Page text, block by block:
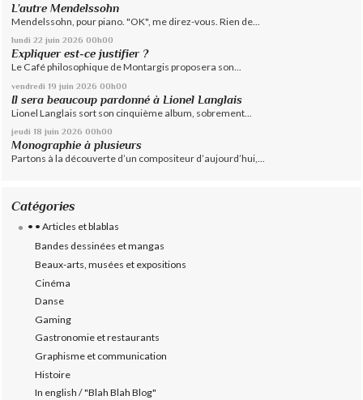
L’autre Mendelssohn
Mendelssohn, pour piano. "OK", me direz-vous. Rien de...
lundi 22 juin 2026 00h00
Expliquer est-ce justifier ?
Le Café philosophique de Montargis proposera son...
vendredi 19 juin 2026 00h00
Il sera beaucoup pardonné à Lionel Langlais
Lionel Langlais sort son cinquième album, sobrement...
jeudi 18 juin 2026 00h00
Monographie à plusieurs
Partons à la découverte d’un compositeur d’aujourd’hui,...
Catégories
• • Articles et blablas
Bandes dessinées et mangas
Beaux-arts, musées et expositions
Cinéma
Danse
Gaming
Gastronomie et restaurants
Graphisme et communication
Histoire
In english / "Blah Blah Blog"